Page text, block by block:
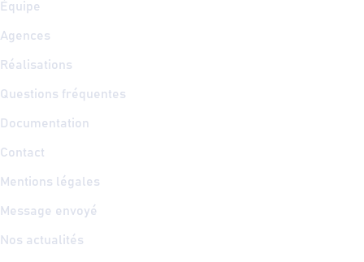
Équipe
Agences
Réalisations
Questions fréquentes
Documentation
Contact
Mentions légales
Message envoyé
Nos actualités